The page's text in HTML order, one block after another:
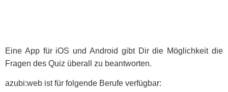
Eine App für iOS und Android gibt Dir die Möglichkeit die
Fragen des Quiz überall zu beantworten.
azubi:web ist für folgende Berufe verfügbar: